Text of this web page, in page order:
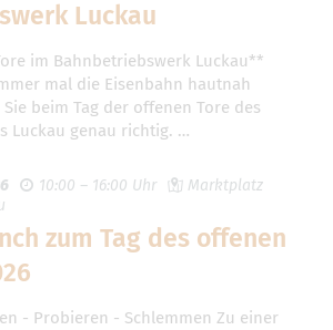
Luckau
im Bahnbetriebswerk Luckau**
mal die Eisenbahn hautnah
beim Tag der offenen Tore des
Luckau genau richtig. …
10:00 – 16:00 Uhr
Marktplatz
zum Tag des offenen
- Probieren - Schlemmen Zu einer